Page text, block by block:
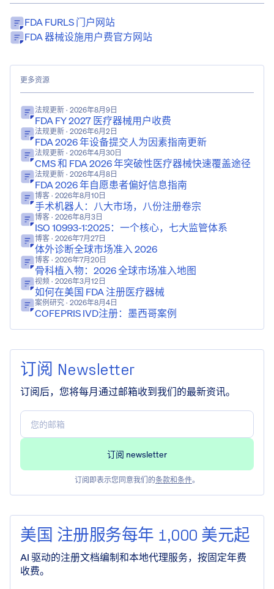
FDA FURLS 门户网站
FDA 器械设施用户费官方网站
更多资源
法规更新 · 2026年8月9日
FDA FY 2027 医疗器械用户收费
法规更新 · 2026年6月2日
FDA 2026 年设备提交人为因素指南更新
法规更新 · 2026年4月30日
CMS 和 FDA 2026 年突破性医疗器械快速覆盖途径
法规更新 · 2026年4月8日
FDA 2026 年自愿患者偏好信息指南
博客 · 2026年8月10日
手术机器人：八大市场，八份注册卷宗
博客 · 2026年8月3日
ISO 10993-1:2025：一个核心，七大监管体系
博客 · 2026年7月27日
体外诊断全球市场准入 2026
博客 · 2026年7月20日
骨科植入物：2026 全球市场准入地图
视频 · 2026年3月12日
如何在美国 FDA 注册医疗器械
案例研究 · 2026年8月4日
COFEPRIS IVD注册：墨西哥案例
订阅 Newsletter
订阅后，您将每月通过邮箱收到我们的最新资讯。
订阅即表示您同意我们的条款和条件。
美国 注册服务每年 1,000 美元起
AI 驱动的注册文档编制和本地代理服务，按固定年费
收费。